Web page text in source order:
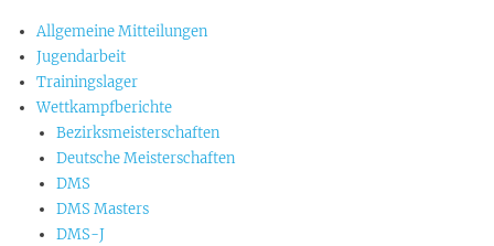
Allgemeine Mitteilungen
Jugendarbeit
Trainingslager
Wettkampfberichte
Bezirksmeisterschaften
Deutsche Meisterschaften
DMS
DMS Masters
DMS-J